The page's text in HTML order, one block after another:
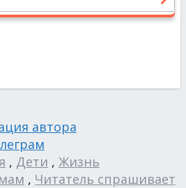
автора
, Дети , Жизнь
, Читатель спрашивает